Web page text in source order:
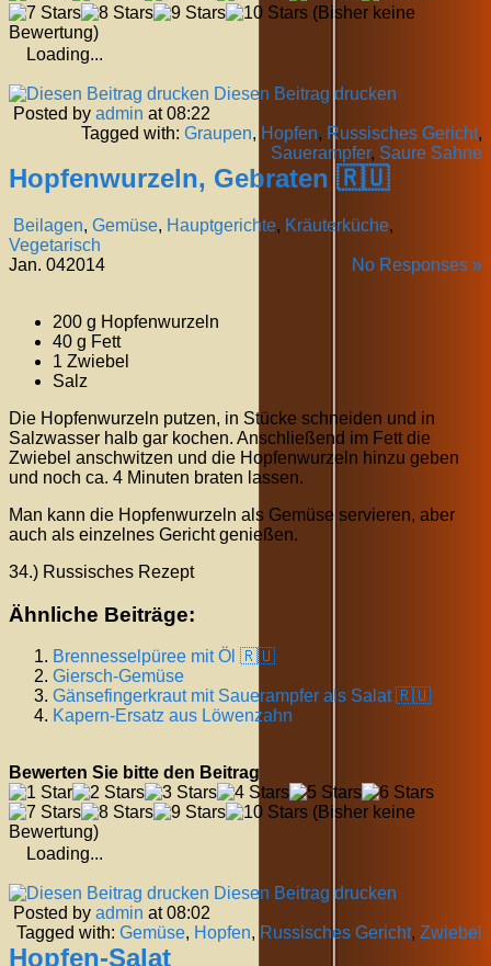
(Bisher keine
Bewertung)
Loading...
Diesen Beitrag drucken
Posted by admin at 08:22
Tagged with: Graupen, Hopfen, Russisches Gericht,
Sauerampfer, Saure Sahne
Hopfenwurzeln, Gebraten 🇷🇺
Beilagen, Gemüse, Hauptgerichte, Kräuterküche,
Vegetarisch
No Responses »
Jan. 042014
200 g Hopfenwurzeln
40 g Fett
1 Zwiebel
Salz
Die Hopfenwurzeln putzen, in Stücke schneiden und in
Salzwasser halb gar kochen. Anschließend im Fett die
Zwiebel anschwitzen und die Hopfenwurzeln hinzu geben
und noch ca. 4 Minuten braten lassen.
Man kann die Hopfenwurzeln als Gemüse servieren, aber
auch als einzelnes Gericht genießen.
34.) Russisches Rezept
Ähnliche Beiträge:
Brennesselpüree mit Öl 🇷🇺
Giersch-Gemüse
Gänsefingerkraut mit Sauerampfer als Salat 🇷🇺
Kapern-Ersatz aus Löwenzahn
Bewerten Sie bitte den Beitrag
(Bisher keine
Bewertung)
Loading...
Diesen Beitrag drucken
Posted by admin at 08:02
Tagged with: Gemüse, Hopfen, Russisches Gericht, Zwiebel
Hopfen-Salat